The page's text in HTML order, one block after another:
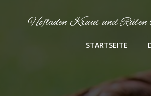
springenHofladen Kraut und
STARTSEITE